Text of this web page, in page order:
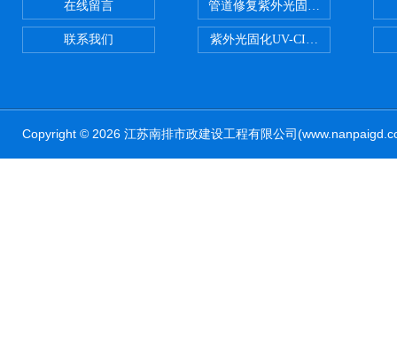
在线留言
联系我们
管道修复紫外光固化修复CIPP内
紫外光固化UV-CIPP修复管道非
Copyright © 2026 江苏南排市政建设工程有限公司